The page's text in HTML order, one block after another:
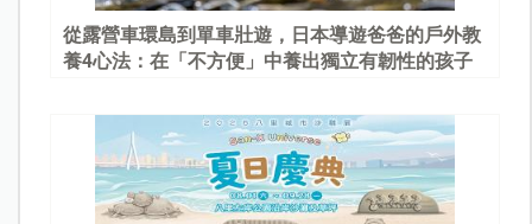
從露營車環島到單車壯遊，日本導遊爸爸的戶外教
養4心法：在「不方便」中養出獨立有韌性的孩子